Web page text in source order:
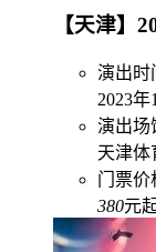
【天津】
演出时
2023
演出场
天津体
门票价
380元